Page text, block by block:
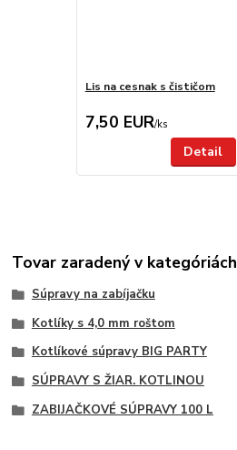
Lis na cesnak s čističom
7,50 EUR/ks
Detail
Tovar zaradený v kategóriách
Súpravy na zabíjačku
Kotlíky s 4,0 mm roštom
Kotlíkové súpravy BIG PARTY
SÚPRAVY S ŽIAR. KOTLINOU
ZABIJAČKOVÉ SÚPRAVY 100 L